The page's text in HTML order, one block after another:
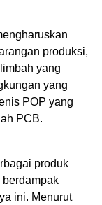
produksi,
yang
yang
POP yang
PCB.
produk
berdampak
ini. Menurut